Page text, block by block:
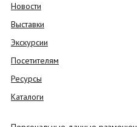
Новости
Выставки
Экскурсии
Посетителям
Ресурсы
Каталоги